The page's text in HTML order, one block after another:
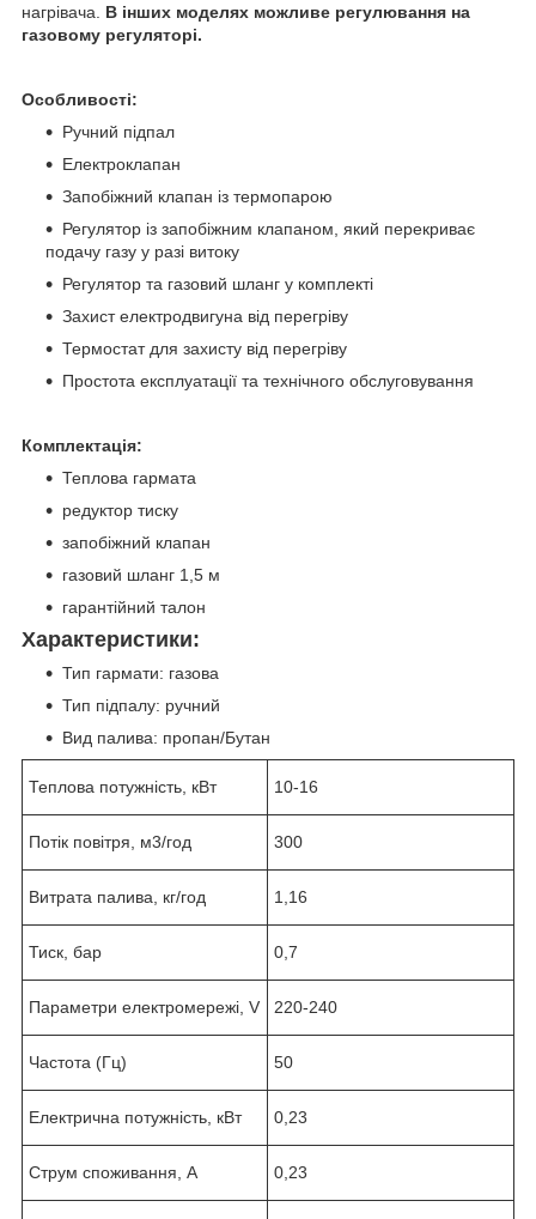
нагрівача. В інших моделях можливе регулювання на
газовому регуляторі.
Особливості:
Ручний підпал
Електроклапан
Запобіжний клапан із термопарою
Регулятор із запобіжним клапаном, який перекриває
подачу газу у разі витоку
Регулятор та газовий шланг у комплекті
Захист електродвигуна від перегріву
Термостат для захисту від перегріву
Простота експлуатації та технічного обслуговування
Комплектація:
Теплова гармата
редуктор тиску
запобіжний клапан
газовий шланг 1,5 м
гарантійний талон
Характеристики:
Тип гармати: газова
Тип підпалу: ручний
Вид палива: пропан/Бутан
Теплова потужність, кВт 10-16
Потік повітря, м3/год 300
Витрата палива, кг/год 1,16
Тиск, бар 0,7
Параметри електромережі, V 220-240
Частота (Гц) 50
Електрична потужність, кВт 0,23
Струм споживання, А 0,23